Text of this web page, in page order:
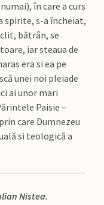
în care a curs
spirite, s-a încheiat,
bătrân, se
iar steaua de
era si ea pe
unei noi pleiade
ai unor mari
Paisie –
care Dumnezeu
si teologică a
Nistea.